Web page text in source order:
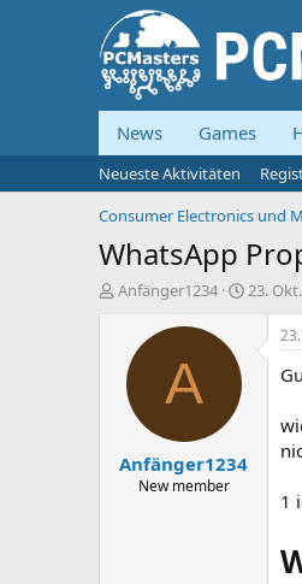
News Games
Neueste Aktivitäten
Consumer Electronics und
WhatsApp
E
r
Anfänger1234
E
a
23.
A
Anfänger1234
New member
1